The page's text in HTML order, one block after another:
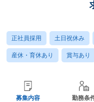
正社員採用 土日祝休み
産休・育休あり 賞与あり
募集内容 勤務条